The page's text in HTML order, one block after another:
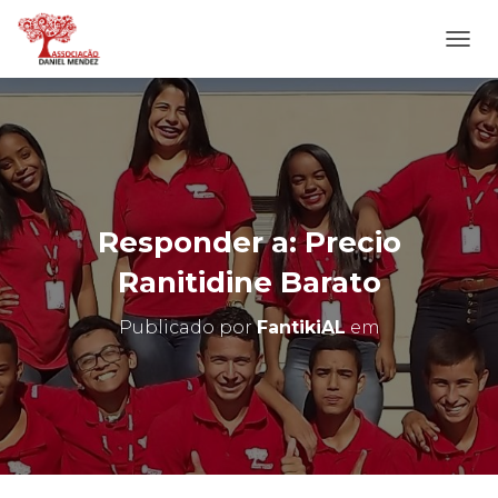
L
T
E
R
N
A
N
A
E
G
O
Responder a: Precio
Ranitidine Barato
Publicado porFantikiALem